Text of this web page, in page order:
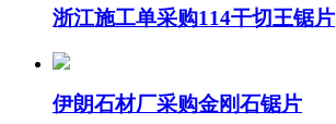
浙江施工单采购114干切王锯片
伊朗石材厂采购金刚石锯片